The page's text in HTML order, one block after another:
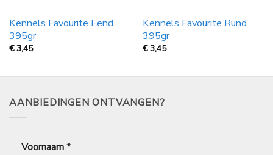
Kennels Favourite Eend
395gr
€3,45
Kennels Favourite Rund
395gr
€3,45
AANBIEDINGEN ONTVANGEN?
Voornaam*